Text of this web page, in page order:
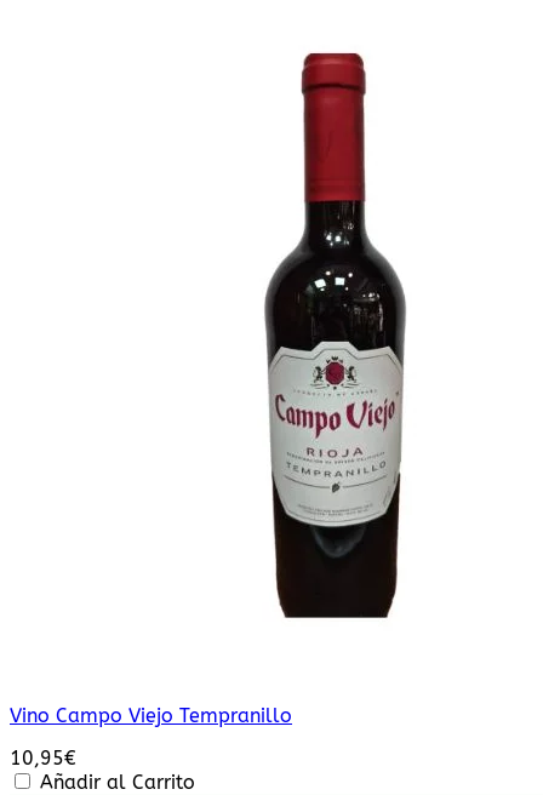
Vino Campo Viejo Tempranillo
10,95€
Añadir al Carrito